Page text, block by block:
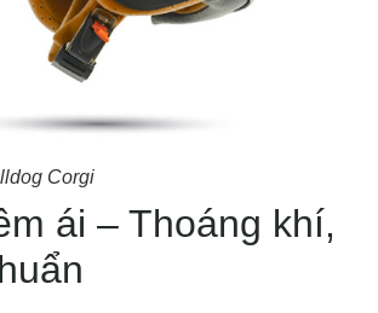
Corgi
ái – Thoáng khí,